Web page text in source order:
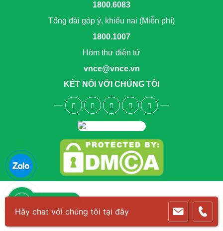
1800.6083
Tổng đài góp ý, khiếu nại (Miễn phí)
1800.1007
Hòm thư điện tử
vnce@vnce.vn
KẾT NỐI VỚI CHÚNG TÔI
Hãy chat với chúng tôi tại đây